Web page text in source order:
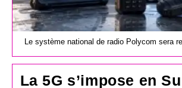
Le système national de radio Polycom sera
La 5G s’impose en